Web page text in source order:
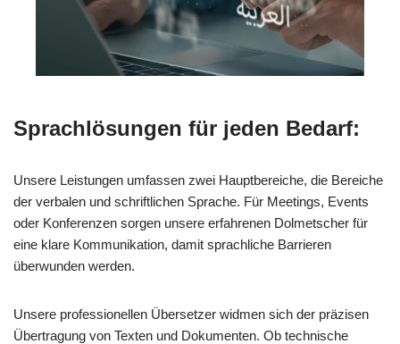
Sprachlösungen für jeden Bedarf:
Unsere Leistungen umfassen zwei Hauptbereiche, die Bereiche
der verbalen und schriftlichen Sprache. Für Meetings, Events
oder Konferenzen sorgen unsere erfahrenen Dolmetscher für
eine klare Kommunikation, damit sprachliche Barrieren
überwunden werden.
Unsere professionellen Übersetzer widmen sich der präzisen
Übertragung von Texten und Dokumenten. Ob technische